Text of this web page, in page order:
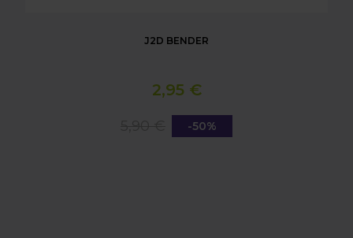
J2D BENDER
2,95 €
-50%